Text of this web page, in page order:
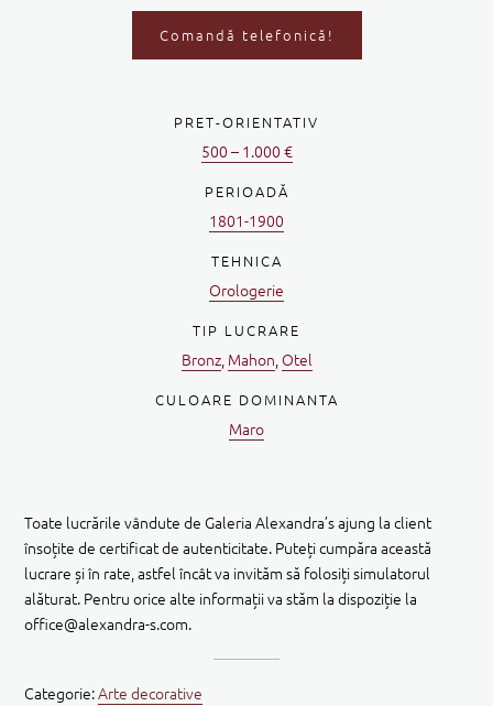
Comandă telefonică!
PRET-ORIENTATIV
500 – 1.000 €
PERIOADĂ
1801-1900
TEHNICA
Orologerie
TIP LUCRARE
Bronz, Mahon, Otel
CULOARE DOMINANTA
Maro
Toate lucrările vândute de Galeria Alexandra’s ajung la client
însoțite de certificat de autenticitate. Puteți cumpăra această
lucrare și în rate, astfel încât va invităm să folosiți simulatorul
alăturat. Pentru orice alte informații va stăm la dispoziție la
office@alexandra-s.com.
Categorie:Arte decorative